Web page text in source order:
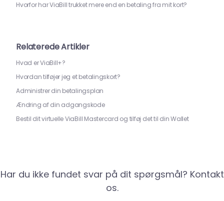
Hvorfor har ViaBill trukket mere end en betaling fra mit kort?
Relaterede Artikler
Hvad er ViaBill+?
Hvordan tilføjer jeg et betalingskort?
Administrer din betalingsplan
Ændring af din adgangskode
Bestil dit virtuelle ViaBill Mastercard og tilføj det til din Wallet
Har du ikke fundet svar på dit spørgsmål? Kontakt
os.